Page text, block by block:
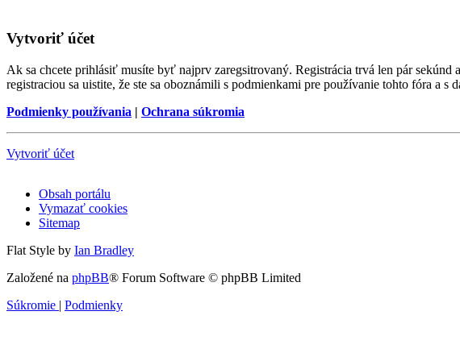
Vytvoriť účet
Ak sa chcete prihlásiť musíte byť najprv zaregsitrovaný. Registrácia trvá len pár
registraciou sa uistite, že ste sa oboznámili s podmienkami pre používanie tohto fóra a
Podmienky používania | Ochrana súkromia
Vytvoriť účet
Obsah portálu
Vymazať cookies
Sitemap
Flat Style by Ian Bradley
Založené na phpBB® Forum Software © phpBB Limited
Súkromie | Podmienky